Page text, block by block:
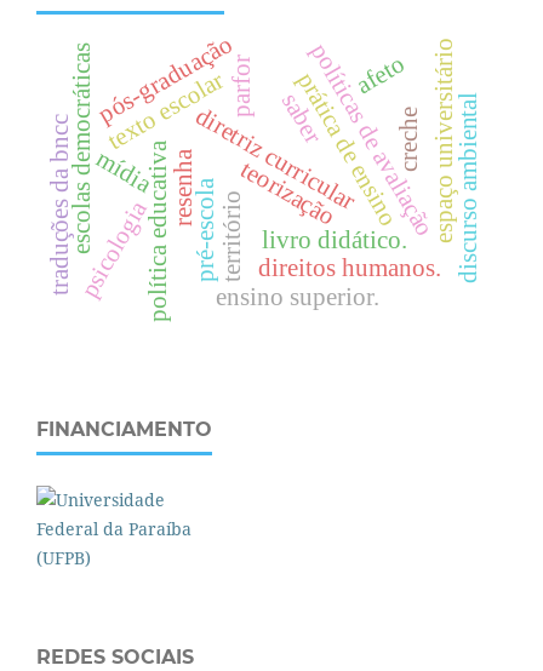
resenha
território
diretriz curricular
prática de ensino
texto escolar políticas de avaliaçãoespaço universitário
pós-graduação saber
política educativa discurso ambiental
mídia
livro didático.
direitos humanos.
escolas democráticas parfor
pré-escola
creche
psicologia ensino superior.
traduções da bncc teorização
afeto
FINANCIAMENTO
REDES SOCIAIS